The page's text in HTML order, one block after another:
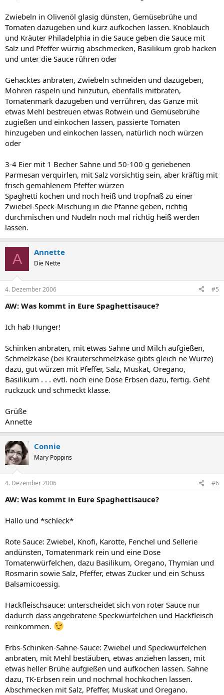
Zwiebeln in Olivenöl glasig dünsten, Gemüsebrühe und
Tomaten dazugeben und kurz aufkochen lassen. Knoblauch
und Kräuter Philadelphia in die Sauce geben die Sauce mit
Salz und Pfeffer würzig abschmecken, Basilikum grob hacken
und unter die Sauce rühren oder
Gehacktes anbraten, Zwiebeln schneiden und dazugeben,
Möhren raspeln und hinzutun, ebenfalls mitbraten,
Tomatenmark dazugeben und verrühren, das Ganze mit
etwas Mehl bestreuen etwas Rotwein und Gemüsebrühe
zugießen und einkochen lassen, passierte Tomaten
hinzugeben und einkochen lassen, natürlich noch würzen
oder
3-4 Eier mit 1 Becher Sahne und 50-100 g geriebenen
Parmesan verquirlen, mit Salz vorsichtig sein, aber kräftig mit
frisch gemahlenem Pfeffer würzen
Spaghetti kochen und noch heiß und tropfnaß zu einer
Zwiebel-Speck-Mischung in die Pfanne geben, richtig
durchmischen und Nudeln noch mal richtig heiß werden
lassen.
A Annette
Die Nette
4. Dezember 2006 #5
AW: Was kommt in Eure Spaghettisauce?
Ich hab Hunger!
Schinken anbraten, mit etwas Sahne und Milch aufgießen,
Schmelzkäse (bei Kräuterschmelzkäse gibts gleich ne Würze)
dazu, gut würzen mit Pfeffer, Salz, Muskat, Oregano,
Basilikum . . . evtl. noch eine Dose Erbsen dazu, fertig. Geht
ruckzuck und schmeckt klasse.
Grüße
Annette
Connie
Mary Poppins
4. Dezember 2006 #6
AW: Was kommt in Eure Spaghettisauce?
Hallo und *schleck*
Rote Sauce: Zwiebel, Knofi, Karotte, Fenchel und Sellerie
andünsten, Tomatenmark rein und eine Dose
Tomatenwürfelchen, dazu Basilikum, Oregano, Thymian und
Rosmarin sowie Salz, Pfeffer, etwas Zucker und ein Schuss
Balsamicoessig.
Hackfleischsauce: unterscheidet sich von roter Sauce nur
dadurch dass angebratene Speckwürfelchen und Hackfleisch
reinkommen.
Erbs-Schinken-Sahne-Sauce: Zwiebel und Speckwürfelchen
anbraten, mit Mehl bestäuben, etwas anziehen lassen, mit
etwas heller Brühe aufgießen und aufkochen lassen. Sahne
dazu, TK-Erbsen rein und nochmal hochkochen lassen.
Abschmecken mit Salz, Pfeffer, Muskat und Oregano.